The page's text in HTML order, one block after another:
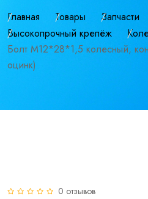
Главная Товары
Запчасти
Высокопрочный крепёж
Болт М12*28*1,5 колесный,
оцинк)
0 отзывов